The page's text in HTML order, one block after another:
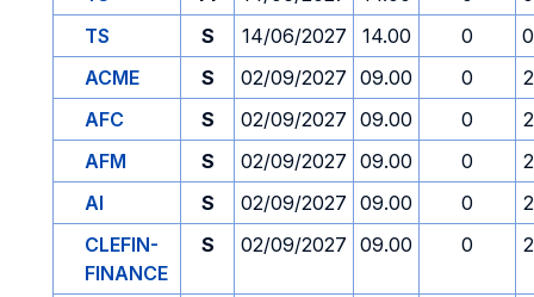
TS
S 14/06/2027 14.00 0
ACME
S 02/09/2027 09.00 0
AFC
S 02/09/2027 09.00 0
AFM
S 02/09/2027 09.00 0
AI
S 02/09/2027 09.00 0
CLEFIN-
FINANCE
S 02/09/2027 09.00 0